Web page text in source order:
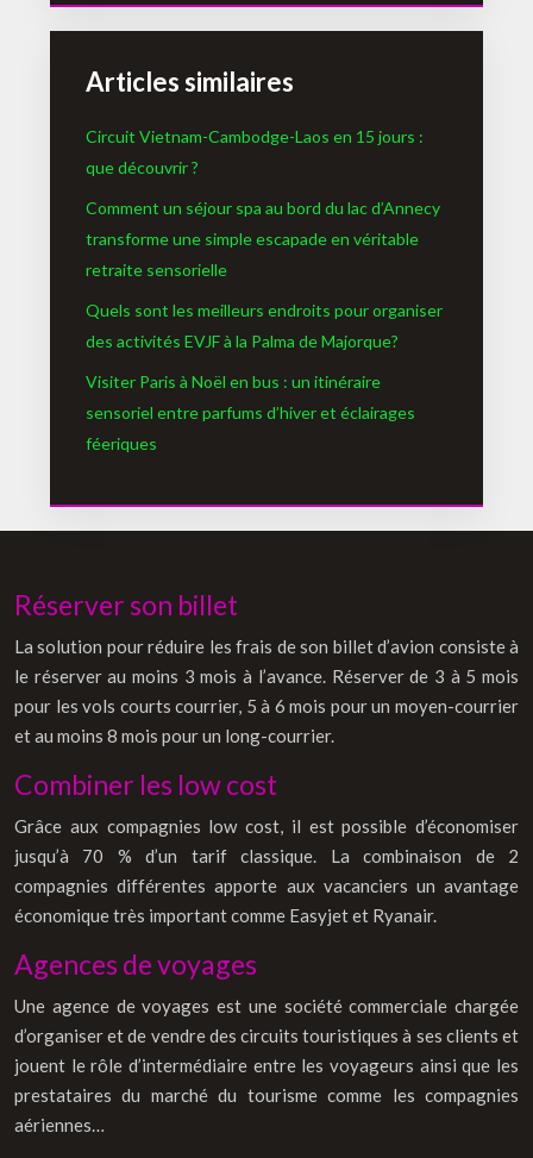
Articles similaires
Circuit Vietnam-Cambodge-Laos en 15 jours :
que découvrir ?
Comment un séjour spa au bord du lac d’Annecy
transforme une simple escapade en véritable
retraite sensorielle
Quels sont les meilleurs endroits pour organiser
des activités EVJF à la Palma de Majorque?
Visiter Paris à Noël en bus : un itinéraire
sensoriel entre parfums d’hiver et éclairages
féeriques
Réserver son billet
La solution pour réduire les frais de son billet d’avion consiste à
le réserver au moins 3 mois à l’avance. Réserver de 3 à 5 mois
pour les vols courts courrier, 5 à 6 mois pour un moyen-courrier
et au moins 8 mois pour un long-courrier.
Combiner les low cost
Grâce aux compagnies low cost, il est possible d’économiser
jusqu’à 70 % d’un tarif classique. La combinaison de 2
compagnies différentes apporte aux vacanciers un avantage
économique très important comme Easyjet et Ryanair.
Agences de voyages
Une agence de voyages est une société commerciale chargée
d’organiser et de vendre des circuits touristiques à ses clients et
jouent le rôle d’intermédiaire entre les voyageurs ainsi que les
prestataires du marché du tourisme comme les compagnies
aériennes…